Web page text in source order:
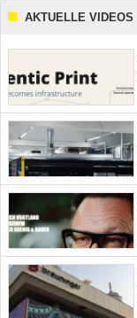
AKTUELLE VIDEOS